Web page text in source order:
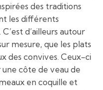
des traditions
les différents
d’ailleurs autour
mesure, que les plats
des convives. Ceux-ci
côte de veau de
en coquille et